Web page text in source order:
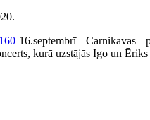
.
16.septembrī Carnikavas
kurā uzstājās Igo un